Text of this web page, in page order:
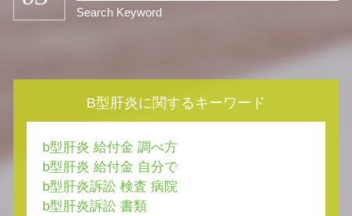
Search Keyword
B型肝炎に関するキーワード
b型肝炎 給付金 調べ方
b型肝炎 給付金 自分で
b型肝炎訴訟 検査 病院
b型肝炎訴訟 書類